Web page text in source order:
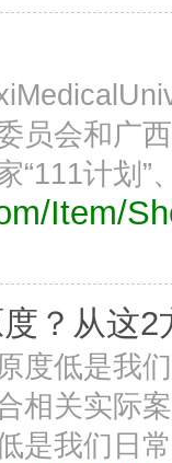
员会和广
“111计划”
Item/
？从这2
度低是我
相关实际
是我们日